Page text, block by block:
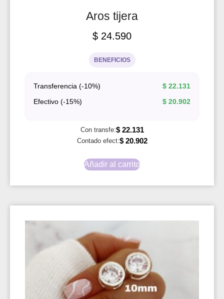
Aros tijera
$ 24.590
BENEFICIOS
Transferencia (-10%) $ 22.131
Efectivo (-15%)
$ 20.902
Con transfe:$22.131
Contado efect:$20.902
Añadir al carrito